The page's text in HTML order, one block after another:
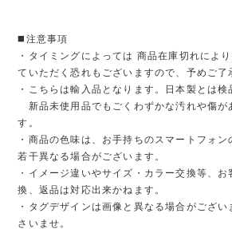
◼️注意事項
・タイミングによっては 商品在庫切れによ
ていただく恐れもございますので、予めご了
・こちらは輸入品となります。日本製とは検
新品未使用品でもごくわずかな汚れや傷が
す。
・商品の色味は、お手持ちのスマートフォン
若干異なる場合がございます。
・イメージ違いやサイズ・カラー交換等、
換、返品は対応出来かねます。
・タグデザインは画像と異なる場合がござ
さいませ。